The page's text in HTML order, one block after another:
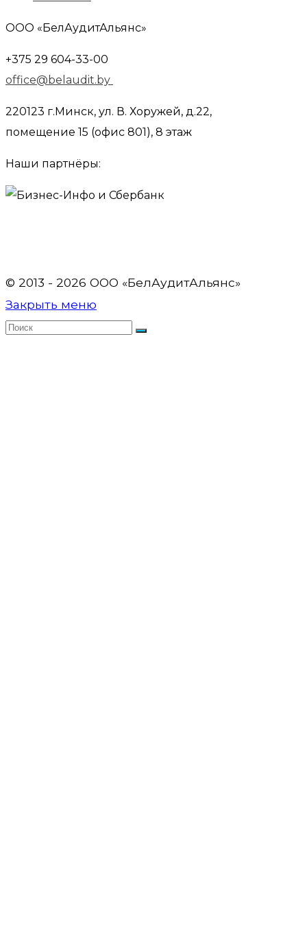
ООО «БелАудитАльянс»
+375 29 604-33-00
office@belaudit.by
220123 г.Минск, ул. В. Хоружей, д.22,
помещение 15 (офис 801), 8 этаж
Наши партнёры:
© 2013 - 2026 OOO «БелАудитАльянс»
Закрыть меню